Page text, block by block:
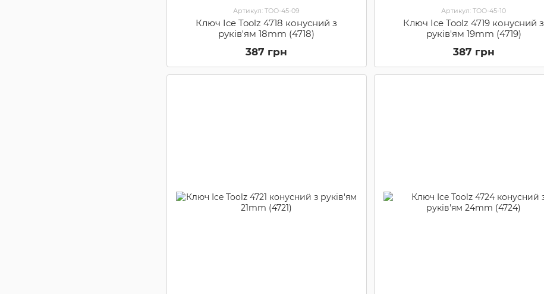
Артикул: TOO-45-09
Ключ Ice Toolz 4718 конусний з
руків'ям 18mm (4718)
387 грн
Артикул: TOO-45-10
Ключ Ice Toolz 4719 конусний з
руків'ям 19mm (4719)
387 грн